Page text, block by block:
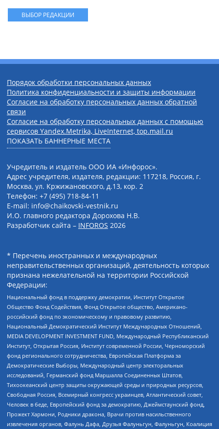
ВЫБОР РЕДАКЦИИ
Порядок обработки персональных данных
Политика конфиденциальности и защиты информации
Согласие на обработку персональных данных обратной
связи
Согласие на обработку персональных данных с помощью
сервисов Yandex.Metrika, LiveInternet, top.mail.ru
ПОКАЗАТЬ БАННЕРНЫЕ МЕСТА
Учредитель и издатель ООО ИА «Инфорос».
Адрес учредителя, издателя, редакции: 117218, Россия, г.
Москва, ул. Кржижановского, д.13, кор. 2
Телефон: +7 (495) 718-84-11
E-mail: info@chaikovski-vestnik.ru
И.О. главного редактора Дорохова Н.В.
Разработчик сайта – INFOROS 2026
* Перечень иностранных и международных
неправительственных организаций, деятельность которых
признана нежелательной на территории Российской
Федерации:
Национальный фонд в поддержку демократии, Институт Открытое
Общество Фонд Содействия, Фонд Открытое общество, Американо-
российский фонд по экономическому и правовому развитию,
Национальный Демократический Институт Международных Отношений,
MEDIA DEVELOPMENT INVESTMENT FUND, Международный Республиканский
Институт, Открытая Россия, Институт современной России, Черноморский
фонд регионального сотрудничества, Европейская Платформа за
Демократические Выборы, Международный центр электоральных
исследований, Германский фонд Маршалла Соединенных Штатов,
Тихоокеанский центр защиты окружающей среды и природных ресурсов,
Свободная Россия, Всемирный конгресс украинцев, Атлантический совет,
Человек в беде, Европейский фонд за демократию, Джеймстаунский фонд,
Прожект Хармони, Родники дракона, Врачи против насильственного
извлечения органов, Фалунь Дафа, Друзья Фалуньгун, Фалуньгун, Коалиция